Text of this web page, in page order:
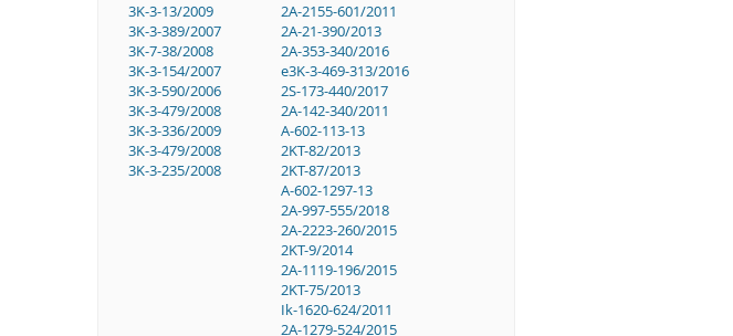
3K-3-13/2009
3K-3-389/2007
3K-7-38/2008
3K-3-154/2007
3K-3-590/2006
3K-3-479/2008
3K-3-336/2009
3K-3-479/2008
3K-3-235/2008
2A-2155-601/2011
2A-21-390/2013
2A-353-340/2016
e3K-3-469-313/2016
2S-173-440/2017
2A-142-340/2011
A-602-113-13
2KT-82/2013
2KT-87/2013
A-602-1297-13
2A-997-555/2018
2A-2223-260/2015
2KT-9/2014
2A-1119-196/2015
2KT-75/2013
Ik-1620-624/2011
2A-1279-524/2015